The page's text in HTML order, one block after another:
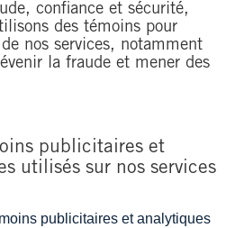
confiance et sécurité,
des témoins pour
nos services, notamment
la fraude et mener des
publicitaires et
utilisés sur nos services
publicitaires et analytiques